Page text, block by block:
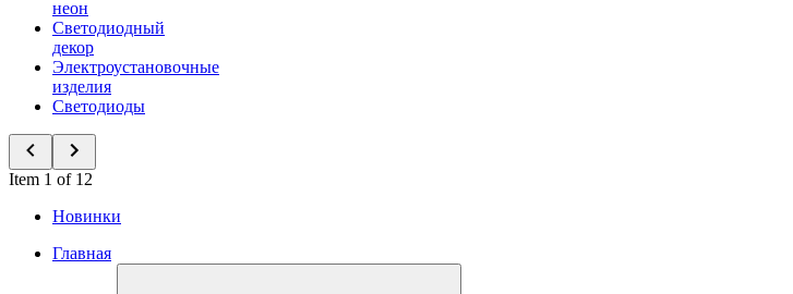
неон
Светодиодный
декор
Электроустановочные
изделия
Светодиоды
Item 1 of 12
Новинки
Главная